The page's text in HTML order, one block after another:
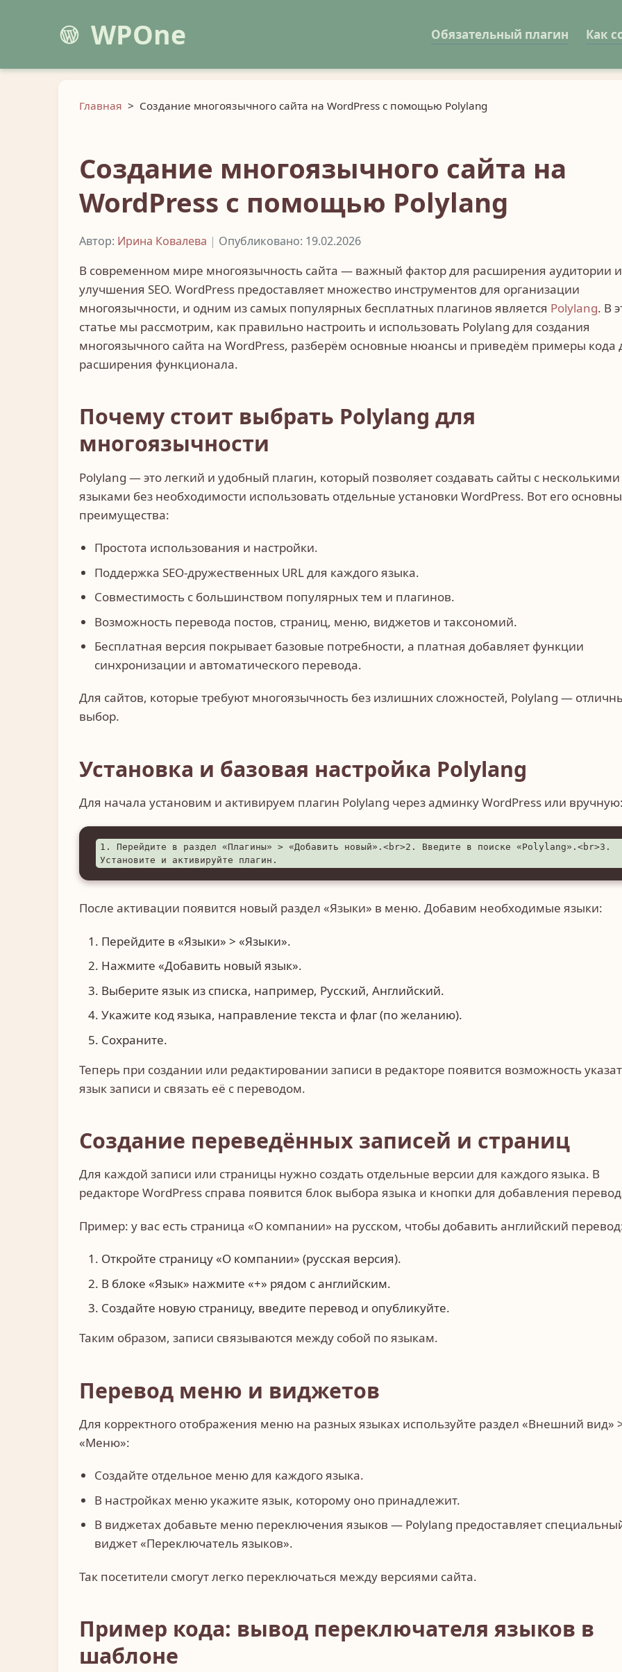
WPOne Обязательный плагин Как
Главная > Создание многоязычного сайта на WordPress с помощью Polylang
Создание многоязычного сайта на
WordPress с помощью Polylang
Автор: Ирина Ковалева | Опубликовано: 19.02.2026
В современном мире многоязычность сайта — важный фактор для расширения аудитории и
улучшения SEO. WordPress предоставляет множество инструментов для организации
многоязычности, и одним из самых популярных бесплатных плагинов является Polylang. В
статье мы рассмотрим, как правильно настроить и использовать Polylang для создания
многоязычного сайта на WordPress, разберём основные нюансы и приведём примеры кода
расширения функционала.
Почему стоит выбрать Polylang для
многоязычности
Polylang — это легкий и удобный плагин, который позволяет создавать сайты с несколькими
языками без необходимости использовать отдельные установки WordPress. Вот его
преимущества:
Простота использования и настройки.
Поддержка SEO-дружественных URL для каждого языка.
Совместимость с большинством популярных тем и плагинов.
Возможность перевода постов, страниц, меню, виджетов и таксономий.
Бесплатная версия покрывает базовые потребности, а платная добавляет функции
синхронизации и автоматического перевода.
Для сайтов, которые требуют многоязычность без излишних сложностей, Polylang —
выбор.
Установка и базовая настройка Polylang
Для начала установим и активируем плагин Polylang через админку WordPress или
1. Перейдите в раздел «Плагины» > «Добавить новый».<br>2. Введите в поиске «Polylang».<br>3.
Установите и активируйте плагин.
После активации появится новый раздел «Языки» в меню. Добавим необходимые языки:
Перейдите в «Языки» > «Языки».
Нажмите «Добавить новый язык».
Выберите язык из списка, например, Русский, Английский.
Укажите код языка, направление текста и флаг (по желанию).
Сохраните.
Теперь при создании или редактировании записи в редакторе появится возможность
язык записи и связать её с переводом.
Создание переведённых записей и страниц
Для каждой записи или страницы нужно создать отдельные версии для каждого языка. В
редакторе WordPress справа появится блок выбора языка и кнопки для добавления
Пример: у вас есть страница «О компании» на русском, чтобы добавить английский
Откройте страницу «О компании» (русская версия).
В блоке «Язык» нажмите «+» рядом с английским.
Создайте новую страницу, введите перевод и опубликуйте.
Таким образом, записи связываются между собой по языкам.
Перевод меню и виджетов
Для корректного отображения меню на разных языках используйте раздел «Внешний вид»
«Меню»:
Создайте отдельное меню для каждого языка.
В настройках меню укажите язык, которому оно принадлежит.
В виджетах добавьте меню переключения языков — Polylang предоставляет
виджет «Переключатель языков».
Так посетители смогут легко переключаться между версиями сайта.
Пример кода: вывод переключателя языков в
шаблоне